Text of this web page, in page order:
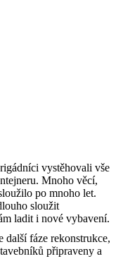
vystěhovali vše
Mnoho věcí,
po mnoho let.
sloužit
ladit i nové vybavení.
další fáze rekonstrukce,
připraveny a